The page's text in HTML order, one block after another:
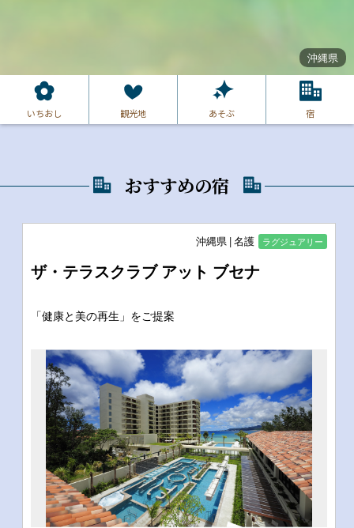
沖縄県
沖縄県
沖縄県
沖縄県
いちおし 観光地 あそぶ 宿
おすすめの宿
沖縄県 名護 ラグジュアリー
ザ・テラスクラブ アット ブセナ
「健康と美の再生」をご提案